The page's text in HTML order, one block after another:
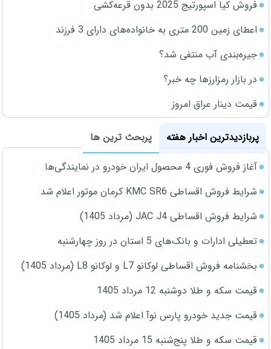
فروش کیا اسپورتیج 2025 بدون قرعه‌کشی
اعطای زمین 200 متری به خانواده‌های دارای 3 فرزند
جیره‌بندی آب منتفی شد؟
در بازار رمزارزها چه خبر؟
قیمت دینار عراق امروز
پربازدیدترین اخبار هفته
پربحث ترین ها
آغاز فروش فوری 4 محصول ایران خودرو در نمایندگی‌ها
شرایط فروش اقساطی KMC SR6 کرمان موتور اعلام شد
شرایط فروش اقساطی JAC J4 (مرداد 1405)
تعطیلی ادارات و بانک‌های 5 استان در روز چهارشنبه
بخشنامه فروش اقساطی لوکانو L7 و لوکانو L8 (مرداد 1405)
قیمت سکه و طلا دوشنبه 12 مرداد 1405
قیمت جدید خودرو پارس نوآ اعلام شد (مرداد 1405)
قیمت سکه و طلا پنج‌شنبه 15 مرداد 1405